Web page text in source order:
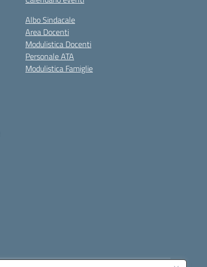
Albo Sindacale
Area Docenti
Modulistica Docenti
Personale ATA
Modulistica Famiglie